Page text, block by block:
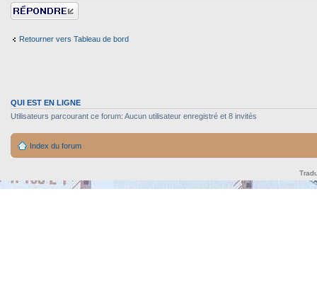
Répondre
Retourner vers Tableau de bord
QUI EST EN LIGNE
Utilisateurs parcourant ce forum: Aucun utilisateur enregistré et 8 invités
Index du forum